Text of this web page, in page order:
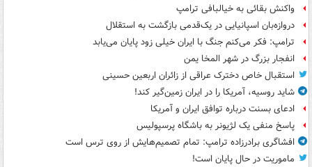
واکنش بقائی به خیالبافی ترامپ
دروازه‌بان اسپانیایی در یک‌قدمی بازگشت به استقلال
ترامپ: فکر می‌کنم جنگ با ایران خیلی زود پایان می‌یابد
انفجار بزرگ در شهر المخا یمن
استقبال خاص دخترک عراقی از زائران اربعین حسینی
شاید روسیه، آمریکا را در ایران زمین‌گیر کند!
ادعای بسنت درباره توافق ایران و آمریکا
پاسخ منفی یک لژیونر به باشگاه پرسپولیس
افشاگری برادرزاده ترامپ: تمام تصمیم‌هایش از روی ترس است
ماموریت در حال پایان است!